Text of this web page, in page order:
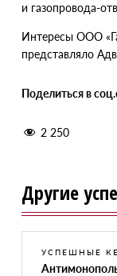
и газопровода-
Интересы ООО «
представляло
Поделиться в
2 250
Другие
УСПЕШНЫЕ